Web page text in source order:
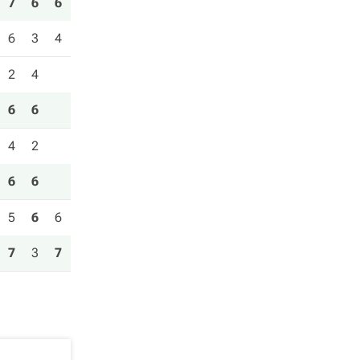
6 3 4
2 4
6 6
4 2
6 6
5 6 6
7 3 7